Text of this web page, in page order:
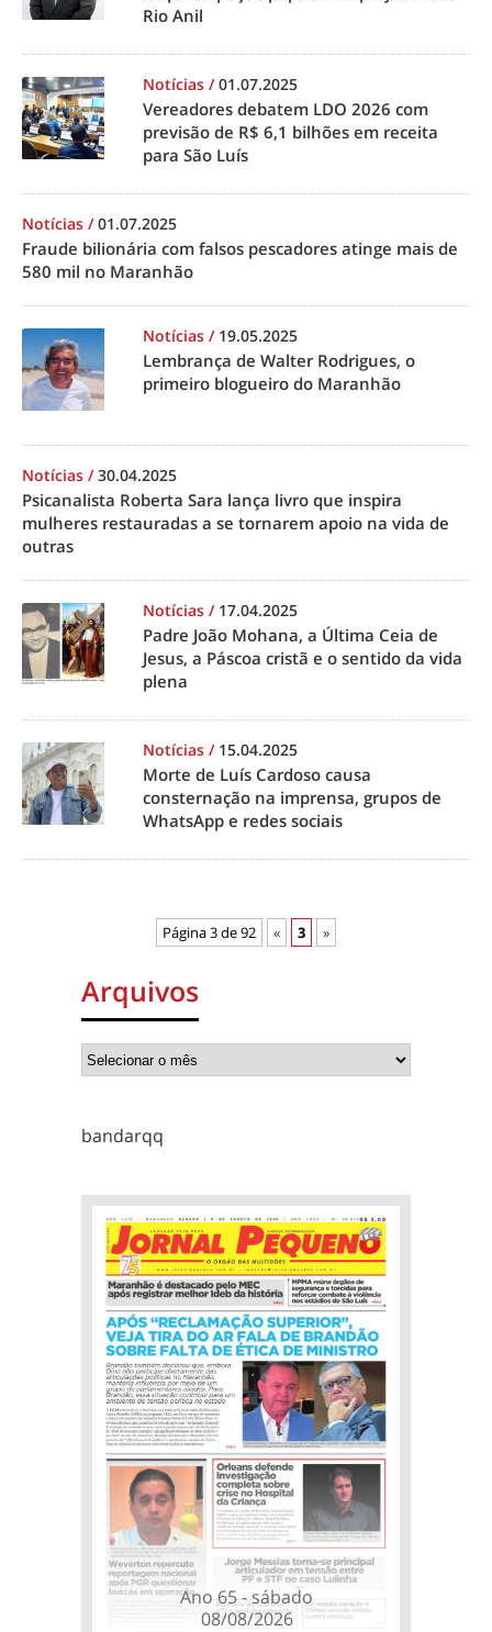
Rio Anil
Notícias /01.07.2025
Vereadores debatem LDO 2026 com
previsão de R$ 6,1 bilhões em receita
para São Luís
Notícias /01.07.2025
Fraude bilionária com falsos pescadores atinge mais de
580 mil no Maranhão
Notícias / 19.05.2025
Lembrança de Walter Rodrigues, o
primeiro blogueiro do Maranhão
Notícias /30.04.2025
Psicanalista Roberta Sara lança livro que inspira
mulheres restauradas a se tornarem apoio na vida de
outras
Notícias / 17.04.2025
Padre João Mohana, a Última Ceia de
Jesus, a Páscoa cristã e o sentido da vida
plena
Notícias / 15.04.2025
Morte de Luís Cardoso causa
consternação na imprensa, grupos de
WhatsApp e redes sociais
Página 3 de 92 « 3 »
Arquivos
bandarqq
Ano 65 - sábado
08/08/2026